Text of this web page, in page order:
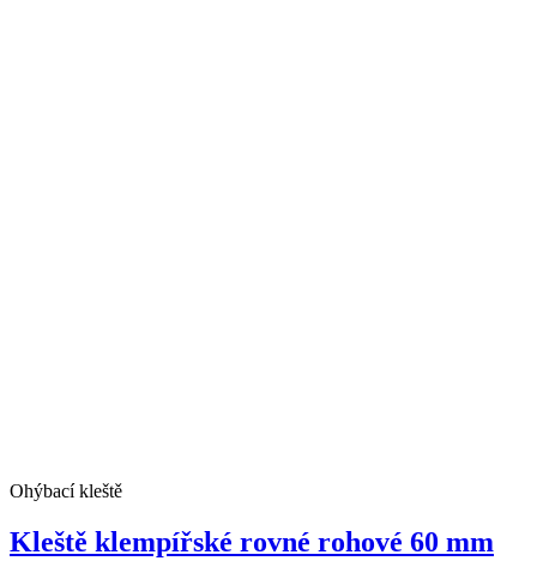
Ohýbací kleště
Kleště klempířské rovné rohové 60 mm